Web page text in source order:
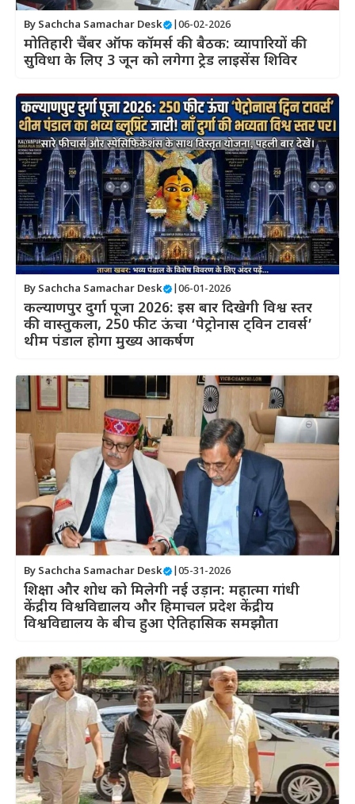
By Sachcha Samachar Desk 06-02-2026
मोतिहारी चैंबर ऑफ कॉमर्स की बैठक: व्यापारियों की
सुविधा के लिए 3 जून को लगेगा ट्रेड लाइसेंस शिविर
By Sachcha Samachar Desk 06-01-2026
कल्याणपुर दुर्गा पूजा 2026: इस बार दिखेगी विश्व स्तर
की वास्तुकला, 250 फीट ऊंचा ‘पेट्रोनास ट्विन टावर्स’
थीम पंडाल होगा मुख्य आकर्षण
By Sachcha Samachar Desk 05-31-2026
शिक्षा और शोध को मिलेगी नई उड़ान: महात्मा गांधी
केंद्रीय विश्वविद्यालय और हिमाचल प्रदेश केंद्रीय
विश्वविद्यालय के बीच हुआ ऐतिहासिक समझौता